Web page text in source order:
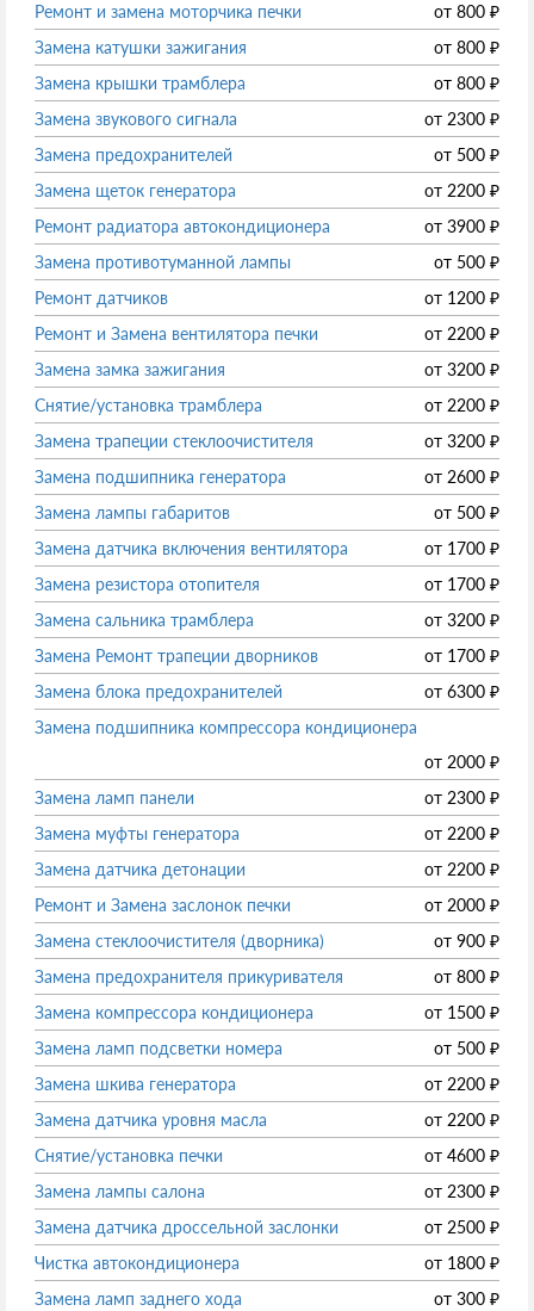
Ремонт и замена моторчика печки
от 800 ₽
Замена катушки зажигания
от 800 ₽
Замена крышки трамблера
от 800 ₽
Замена звукового сигнала
от 2300 ₽
Замена предохранителей
от 500 ₽
Замена щеток генератора
от 2200 ₽
Ремонт радиатора автокондиционера
от 3900 ₽
Замена противотуманной лампы
от 500 ₽
Ремонт датчиков
от 1200 ₽
Ремонт и Замена вентилятора печки
от 2200 ₽
Замена замка зажигания
от 3200 ₽
Снятие/установка трамблера
от 2200 ₽
Замена трапеции стеклоочистителя
от 3200 ₽
Замена подшипника генератора
от 2600 ₽
Замена лампы габаритов
от 500 ₽
Замена датчика включения вентилятора
от 1700 ₽
Замена резистора отопителя
от 1700 ₽
Замена сальника трамблера
от 3200 ₽
Замена Ремонт трапеции дворников
от 1700 ₽
Замена блока предохранителей
от 6300 ₽
Замена подшипника компрессора кондиционера
от 2000 ₽
Замена ламп панели
от 2300 ₽
Замена муфты генератора
от 2200 ₽
Замена датчика детонации
от 2200 ₽
Ремонт и Замена заслонок печки
от 2000 ₽
Замена стеклоочистителя (дворника)
от 900 ₽
Замена предохранителя прикуривателя
от 800 ₽
Замена компрессора кондиционера
от 1500 ₽
Замена ламп подсветки номера
от 500 ₽
Замена шкива генератора
от 2200 ₽
Замена датчика уровня масла
от 2200 ₽
Снятие/установка печки
от 4600 ₽
Замена лампы салона
от 2300 ₽
Замена датчика дроссельной заслонки
от 2500 ₽
Чистка автокондиционера
от 1800 ₽
Замена ламп заднего хода
от 300 ₽